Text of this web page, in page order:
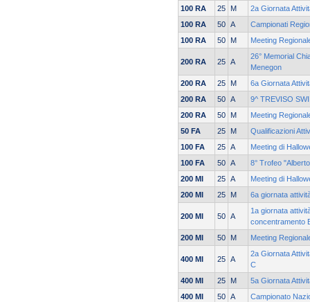
100 RA
25 M
2a Giornata
100 RA
50 A
Campionati
100 RA
50 M Meeting
200 RA 25 A
26° Memorial
Menegon
200 RA
25 M
6a Giornata
200 RA
50 A
9^ TREVISO
200 RA
50 M
Meeting
50 FA
25 M
Qualificazioni
100 FA
25 A
Meeting di
100 FA
50 A
8° Trofeo
200 MI
25 A
Meeting di
200 MI
25 M 6a giornata
200 MI 50 A
1a giornata
concentramento
200 MI
50 M Meeting
400 MI 25 A
2a Giornata
C
400 MI
25 M
5a Giornata
400 MI
50 A Campionato